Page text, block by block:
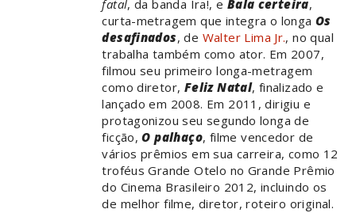
fatal, da banda Ira!, e Bala certeira,
curta-metragem que integra o longaOs
desafinados, de Walter Lima Jr., no qual
trabalha também como ator. Em 2007,
filmou seu primeiro longa-metragem
como diretor, Feliz Natal, finalizado e
lançado em 2008. Em 2011, dirigiu e
protagonizou seu segundo longa de
ficção,O palhaço, filme vencedor de
vários prêmios em sua carreira, como 12
troféus Grande Otelo no Grande Prêmio
do Cinema Brasileiro 2012, incluindo os
de melhor filme, diretor, roteiro original.